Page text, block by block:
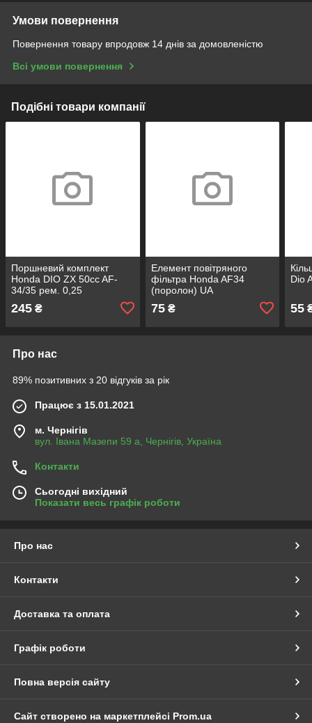
Умови повернення
Повернення товару впродовж 14 днів за домовленістю
Всі умови повернення
Подібні товари компанії
Поршневий комплект
Honda DIO ZX 50cc AF-
34/35 рем. 0,25
245 ₴
Елемент повітряного
фільтра Honda AF34
(поролон) UA
75₴
Dio
55
Про нас
89% позитивних з 20 відгуків за рік
Працює з 15.01.2021
м. Чернігів
вул. Івана Мазепи 59 а, Чернігів, Україна
Контакти
Сьогодні вихідний
Показати весь графік роботи
Про нас
Контакти
Доставка та оплата
Графік роботи
Повна версія сайту
Сайт створено на маркетплейсі Prom.ua